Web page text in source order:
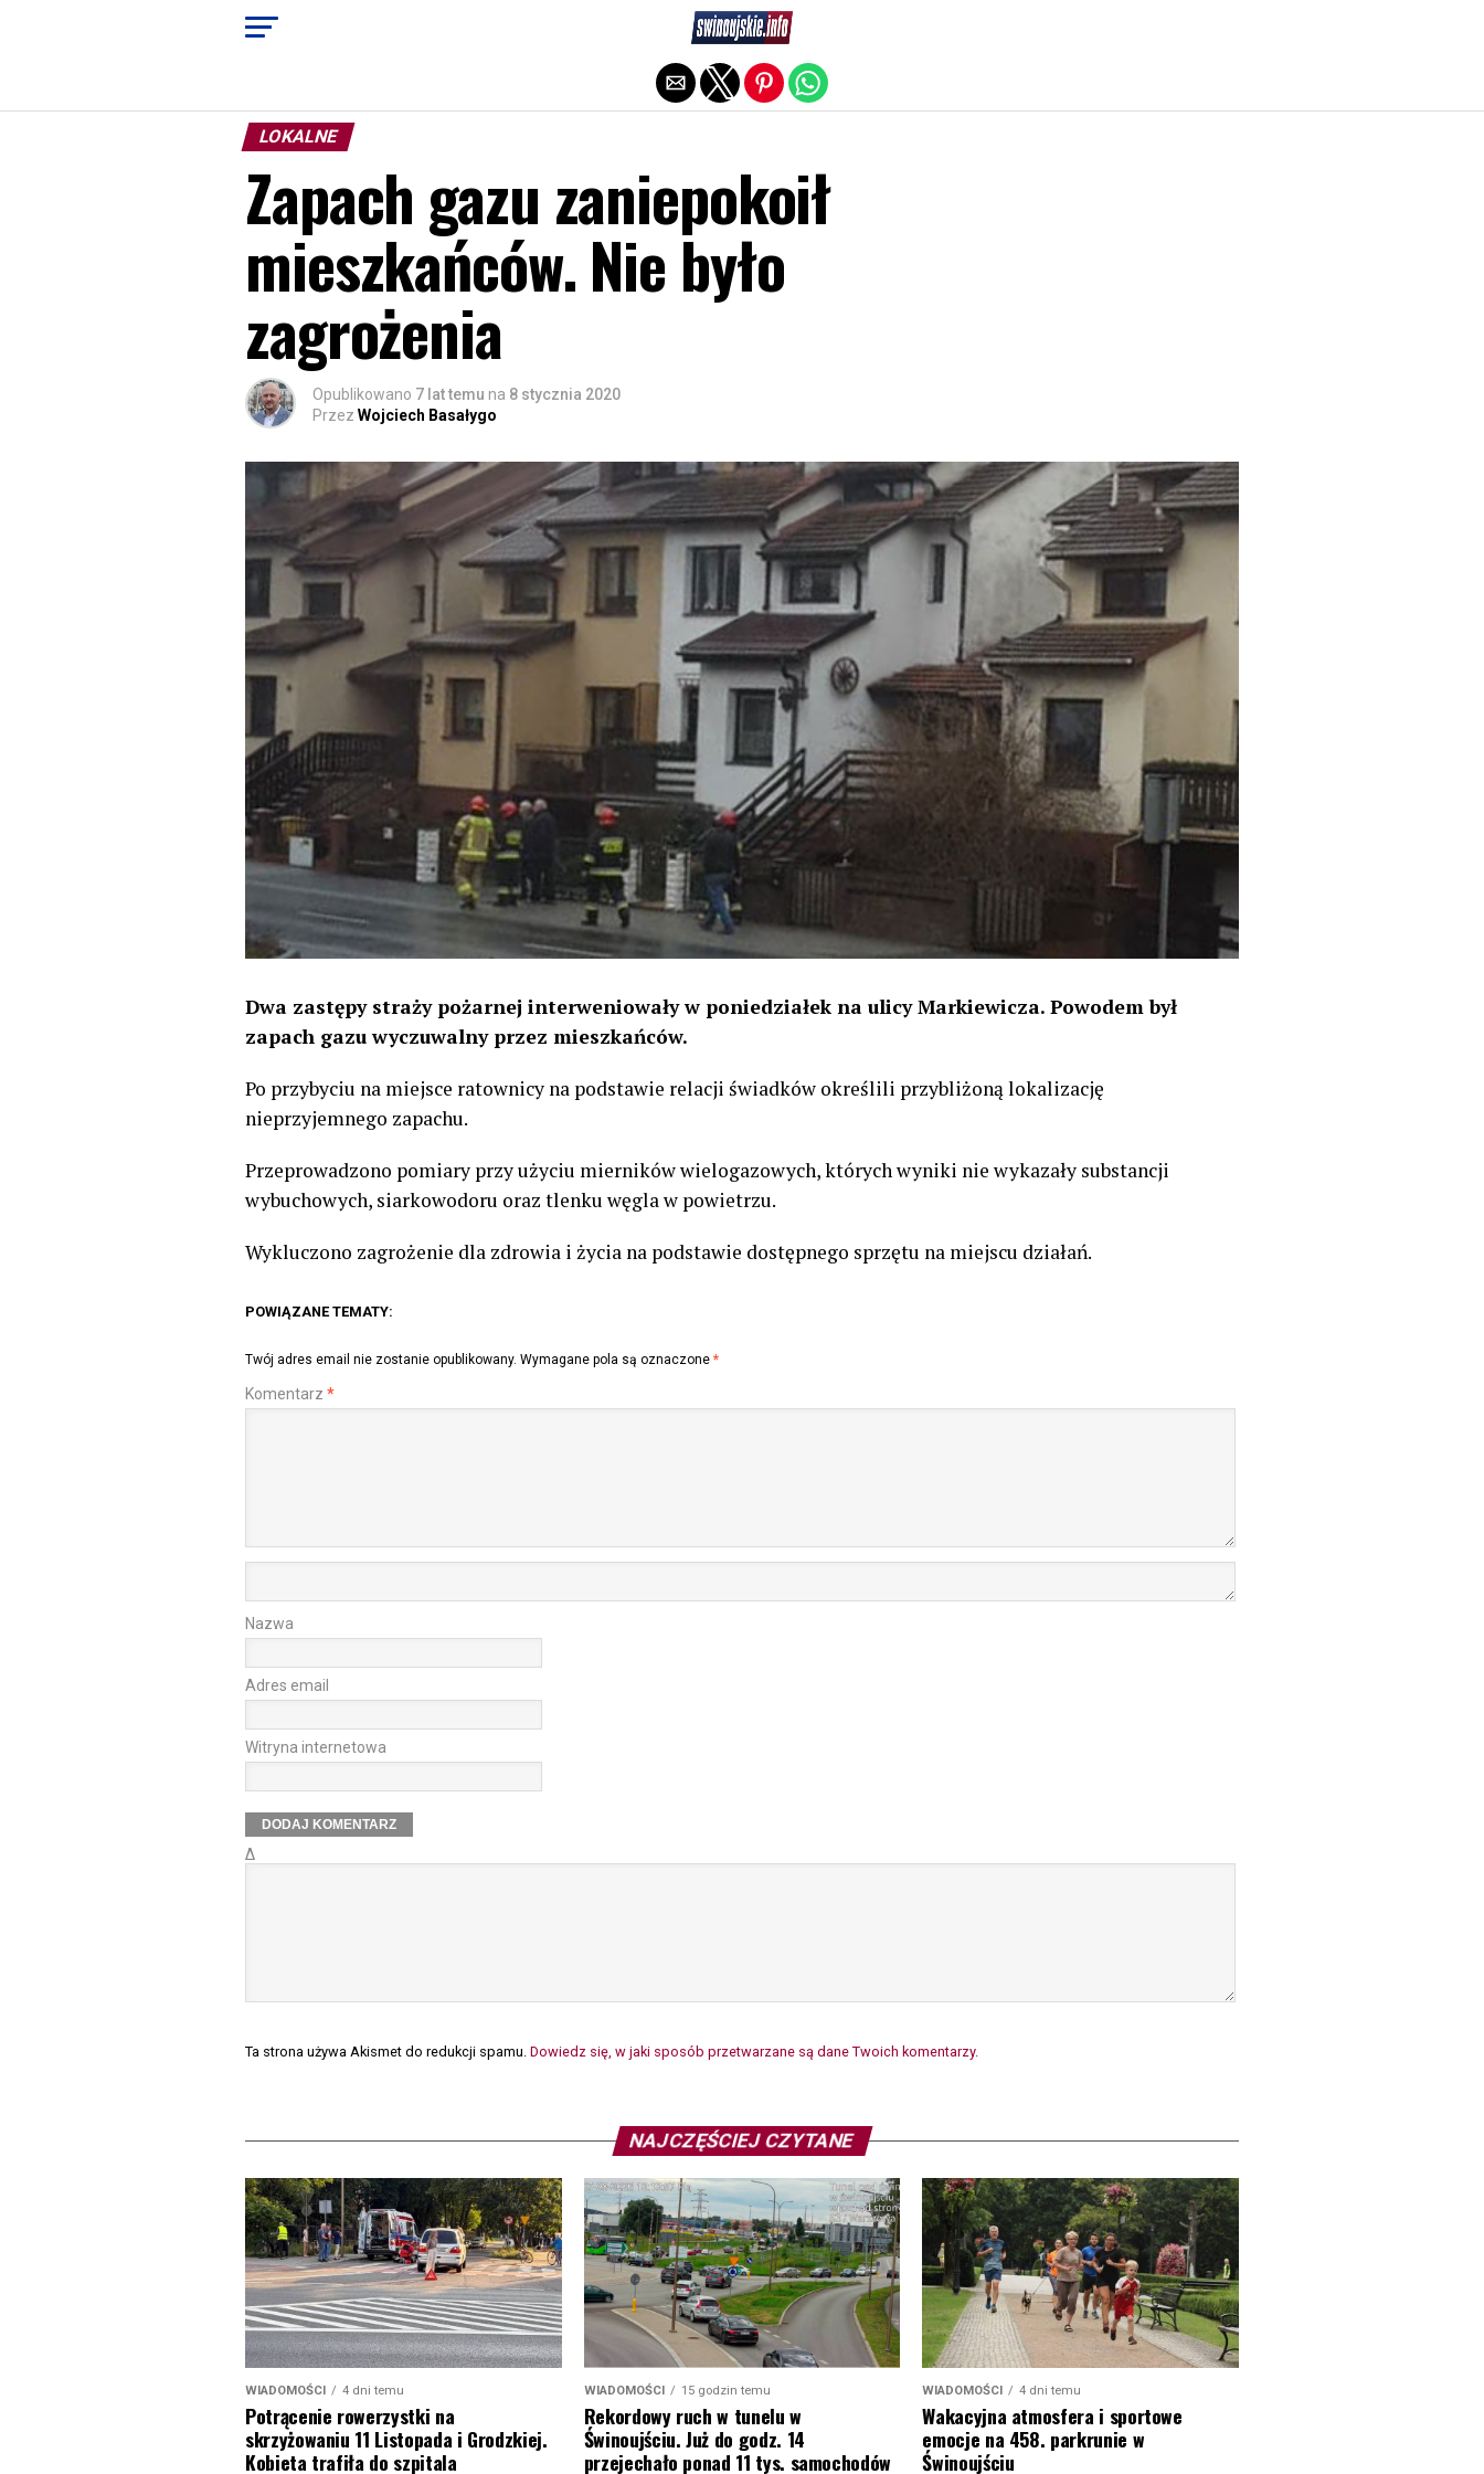
LOKALNE
Zapach gazu zaniepokoił
mieszkańców. Nie było
zagrożenia
Opublikowano 7 lat temu na 8 stycznia 2020
Przez Wojciech Basałygo
Dwa zastępy straży pożarnej interweniowały w poniedziałek na ulicy Markiewicza. Powodem był
zapach gazu wyczuwalny przez mieszkańców.
Po przybyciu na miejsce ratownicy na podstawie relacji świadków określili przybliżoną lokalizację
nieprzyjemnego zapachu.
Przeprowadzono pomiary przy użyciu mierników wielogazowych, których wyniki nie wykazały substancji
wybuchowych, siarkowodoru oraz tlenku węgla w powietrzu.
Wykluczono zagrożenie dla zdrowia i życia na podstawie dostępnego sprzętu na miejscu działań.
POWIĄZANE TEMATY:
Twój adres email nie zostanie opublikowany. Wymagane pola są oznaczone *
Komentarz *
Nazwa
Adres email
Witryna internetowa
Δ
Ta strona używa Akismet do redukcji spamu. Dowiedz się, w jaki sposób przetwarzane są dane Twoich komentarzy.
NAJCZĘŚCIEJ CZYTANE
WIADOMOŚCI 4 dni temu
Potrącenie rowerzystki na
skrzyżowaniu 11 Listopada i Grodzkiej.
Kobieta trafiła do szpitala
WIADOMOŚCI 15 godzin temu
Rekordowy ruch w tunelu w
Świnoujściu. Już do godz. 14
przejechało ponad 11 tys. samochodów
WIADOMOŚCI 4 dni temu
Wakacyjna atmosfera i sportowe
emocje na 458. parkrunie w
Świnoujściu
Exit mobile version